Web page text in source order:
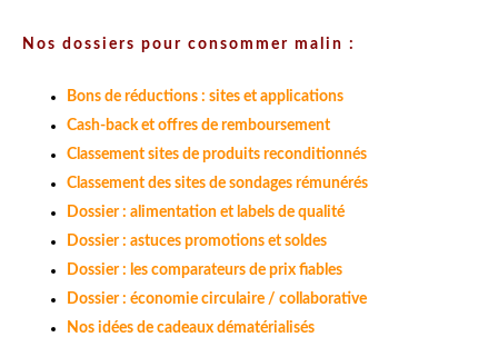
Nos dossiers pour consommer malin :
Bons de réductions : sites et applications
Cash-back et offres de remboursement
Classement sites de produits reconditionnés
Classement des sites de sondages rémunérés
Dossier : alimentation et labels de qualité
Dossier : astuces promotions et soldes
Dossier : les comparateurs de prix fiables
Dossier : économie circulaire / collaborative
Nos idées de cadeaux dématérialisés